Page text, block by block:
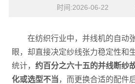
时间:2026-06-22
在纺织行业中，并线机的自动
眼，却直接决定纱线张力稳定性和
统计， 约百分之六十五的并线断纱
化或选型不当 ，而更换合适的配件